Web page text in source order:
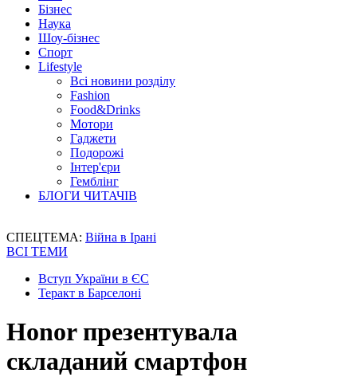
Бізнес
Наука
Шоу-бізнес
Спорт
Lifestyle
Всі новини розділу
Fashion
Food&Drinks
Мотори
Гаджети
Подорожі
Інтер'єри
Гемблінг
БЛОГИ ЧИТАЧІВ
СПЕЦТЕМА: Війна в Ірані
ВСІ ТЕМИ
Вступ України в ЄС
Теракт в Барселоні
Honor презентувала
складаний смартфон